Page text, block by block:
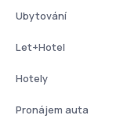
Ubytování
Let+Hotel
Hotely
Pronájem auta